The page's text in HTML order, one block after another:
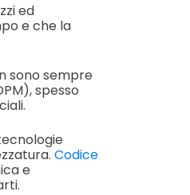
ed
e che la
sono sempre
spesso
Codice
e